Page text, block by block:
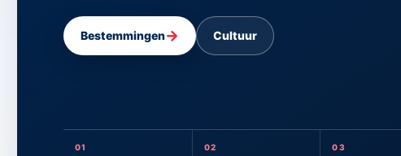
Bestemmingen→ Cultuur
01 02 03